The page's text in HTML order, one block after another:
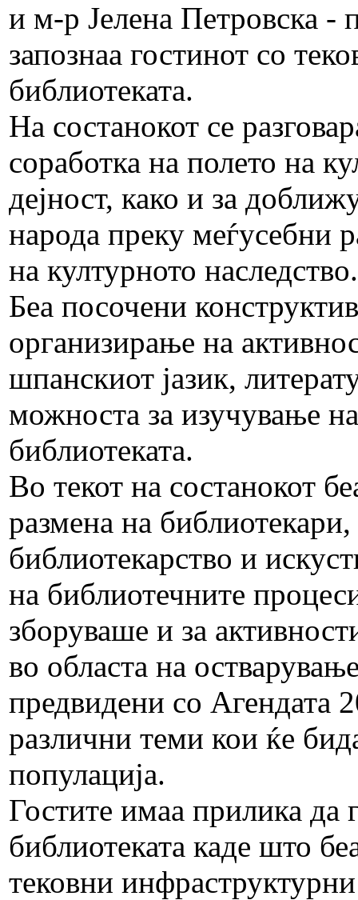
и м-р Јелена Петровска -
запознаа гостинот со
библиотеката.
На состанокот се
соработка на полето на
дејност, како и за
народа преку меѓусебни
на културното наследство.
Беа посочени
организирање на
шпанскиот јазик,
можноста за изучување
библиотеката.
Во текот на состанокот
размена на
библиотекарство и
на библиотечните
зборуваше и за
во областа на
предвидени со
различни теми кои ќе
популација.
Гостите имаа прилика да
библиотеката каде што
тековни